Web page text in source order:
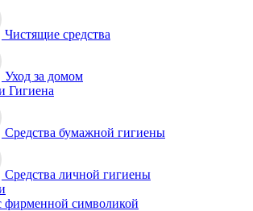
Чистящие средства
Уход за домом
Гигиена
Средства бумажной гигиены
Средства личной гигиены
фирменной символикой